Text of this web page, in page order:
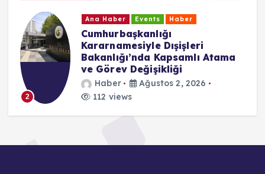
2
Ana Haber Events Haber
Cumhurbaşkanlığı
Kararnamesiyle Dışişleri
Bakanlığı’nda Kapsamlı Atama
ve Görev Değişikliği
Haber
Ağustos 2, 2026
112 views